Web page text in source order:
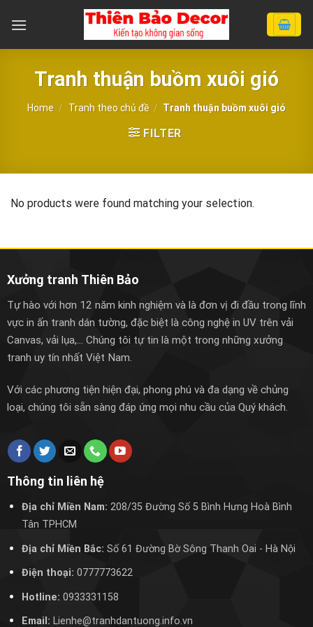
đến
Tranh thuận buồm xuôi gió
Home / Tranh theo chủ đề / Tranh thuận buồm xuôi gió
FILTER
No products were found matching your selection.
Xưởng tranh Thiên Bảo
Tự hào với hơn 12 năm kinh nghiệm và là đơn vị đi đầu trong lĩnh
vực in ấn tranh dán tường, đặc biệt là công nghệ in UV trên vải
Canvas, vải lụa,... Chúng tôi tự tin là một trong những xưởng
tranh uy tín nhất Việt Nam.
Với các phương tiện hiện đại, phong phú và đa dạng về chủng
loại, chúng tôi sẵn sàng đáp ứng mọi nhu cầu của Quý khách.
Thông tin liên hệ
Địa chỉ Miền Nam: 208/35 Đường Số 5 Bình Hưng Hoà Bình
Tân TPHCM
Địa chỉ Miền Bắc: Số 61 Đường Bờ Sông Thanh Oai - Hà Nội
Điện thoại: 0777773622
Hotline: 0933331158
Email: Lienhe@tranhdantuong.info.vn